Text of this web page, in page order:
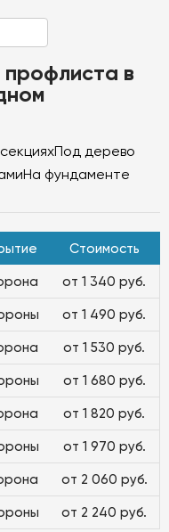
в
Под дерево
На фундаменте
Стоимость
от 1 340 руб.
от 1 490 руб.
от 1 530 руб.
от 1 680 руб.
от 1 820 руб.
от 1 970 руб.
от 2 060 руб.
от 2 240 руб.